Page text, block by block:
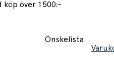
köp över 1500:-
Önskelista